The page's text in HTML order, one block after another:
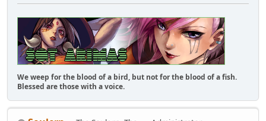
We weep for the blood of a bird, but not for the blood of a fish.
Blessed are those with a voice.